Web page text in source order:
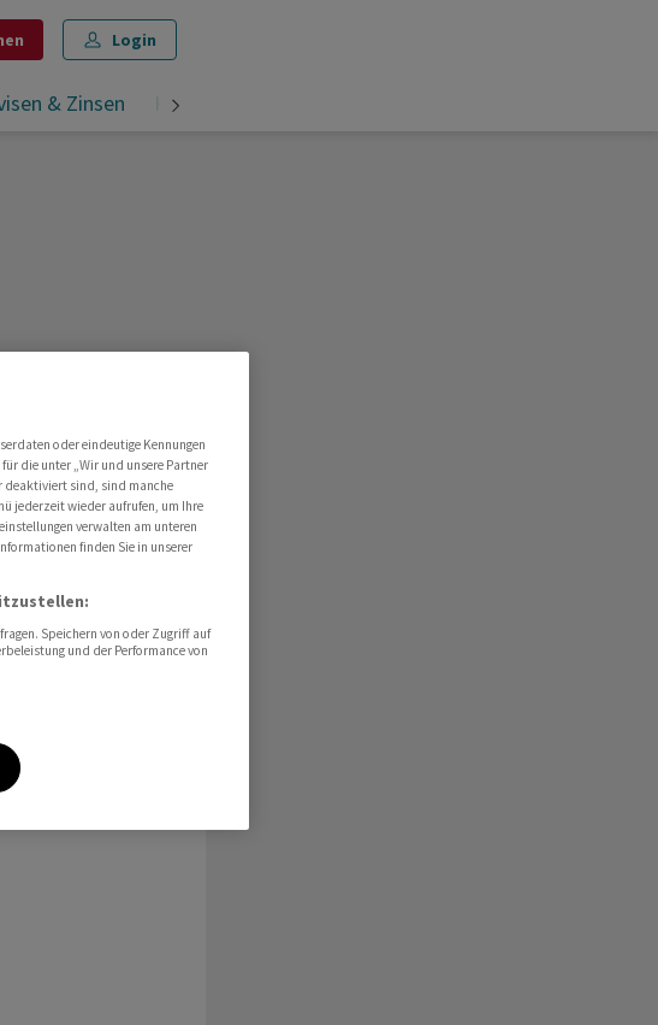
Login
& Zinsen Krypto
oder eindeutige Kennungen
die unter „Wir und unsere Partner
deaktiviert sind, sind manche
jederzeit wieder aufrufen, um Ihre
verwalten am unteren
finden Sie in unserer
Speichern von oder Zugriff auf
und der Performance von